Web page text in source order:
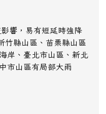
響，易有短延時強降
竹縣山區、苗栗縣山區
岸、臺北市山區、新北
市山區有局部大雨